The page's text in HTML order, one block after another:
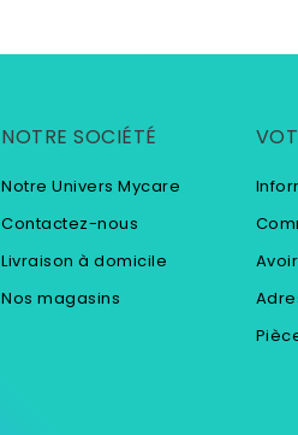
NOTRE SOCIÉTÉ
Notre Univers Mycare
Contactez-nous
Livraison à domicile
Nos magasins